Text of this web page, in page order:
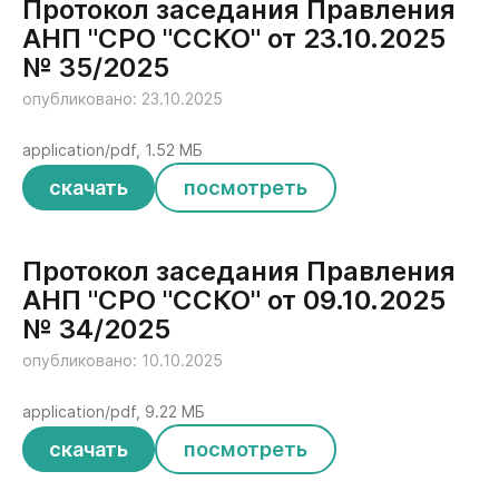
Протокол заседания Правления
АНП "СРО "ССКО" от 23.10.2025
№ 35/2025
опубликовано: 23.10.2025
скачать посмотреть
application/pdf, 1.52 МБ
Протокол заседания Правления
АНП "СРО "ССКО" от 09.10.2025
№ 34/2025
опубликовано: 10.10.2025
скачать посмотреть
application/pdf, 9.22 МБ